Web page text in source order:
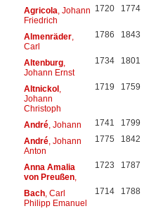
Agricola , Johann
Friedrich
1720 1774
Almenräder,
Carl
1786 1843
Altenburg,
Johann Ernst
1734 1801
Altnickol,
Johann
Christoph
1719 1759
André, Johann 1741 1799
André, Johann
Anton
1775 1842
Anna Amalia
von Preußen,
1723 1787
Bach, Carl
Philipp Emanuel
1714 1788